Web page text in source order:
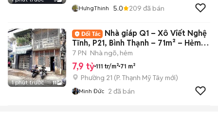
HưngThinh 5.0 209 đã bán
1 phút trước 11
Nhà giáp Q1 – Xô Viết Nghệ
Tĩnh, P21, Bình Thạnh – 71m² – Hẻm ô
tô
7 PN Nhà ngõ, hẻm
7,9 tỷ 111 tr/m² 71 m²
Phường 21 (P. Thạnh Mỹ Tây mới)
Minh Đức 2 đã bán